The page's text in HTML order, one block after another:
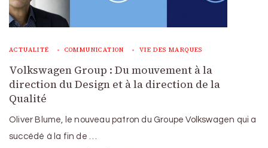
ACTUALITÉ COMMUNICATION VIE DES MARQUES
Volkswagen Group : Du mouvement à la
direction du Design et à la direction de la
Qualité
Oliver Blume, le nouveau patron du Groupe Volkswagen qui a
succédé à la fin de …